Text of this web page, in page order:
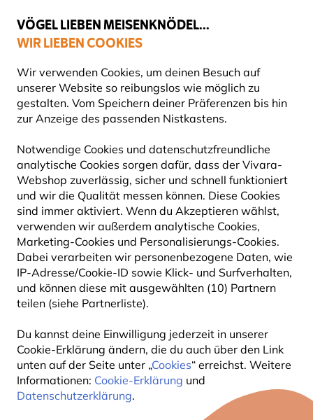
VÖGEL LIEBEN MEISENKNÖDEL...
WIR LIEBEN COOKIES
Wir verwenden Cookies, um deinen Besuch auf
unserer Website so reibungslos wie möglich zu
gestalten. Vom Speichern deiner Präferenzen bis hin
zur Anzeige des passenden Nistkastens.
Notwendige Cookies und datenschutzfreundliche
analytische Cookies sorgen dafür, dass der Vivara-
Webshop zuverlässig, sicher und schnell funktioniert
und wir die Qualität messen können. Diese Cookies
sind immer aktiviert. Wenn du Akzeptieren wählst,
verwenden wir außerdem analytische Cookies,
Marketing-Cookies und Personalisierungs-Cookies.
Dabei verarbeiten wir personenbezogene Daten, wie
IP-Adresse/Cookie-ID sowie Klick- und Surfverhalten,
und können diese mit ausgewählten (10) Partnern
teilen (siehe Partnerliste).
Du kannst deine Einwilligung jederzeit in unserer
Cookie-Erklärung ändern, die du auch über den Link
unten auf der Seite unter „Cookies“ erreichst. Weitere
Informationen: Cookie-Erklärung und
Datenschutzerklärung.
Top-bewertet in 11 Ländern
Blog Tierarten Zilpzalp
ZILPZALP
27 September 2024 TIERARTEN VÖGEL
KURZBESCHREIBUNG ZILPZALP
Das Gefieder ist oben olivbraun, unten weissgelb. Er
besitzt einen hellen Überaugenstreif, grosse, dunkle
Augen mit einem hellen Augenring. Seine Beine sind